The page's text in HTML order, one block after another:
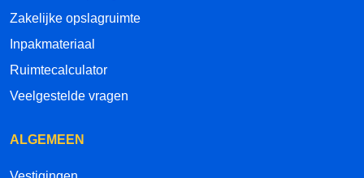
Zakelijke opslagruimte
Inpakmateriaal
Ruimtecalculator
Veelgestelde vragen
ALGEMEEN